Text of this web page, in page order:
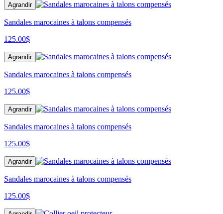
Agrandir
Sandales marocaines à talons compensés
125.00$
Agrandir
Sandales marocaines à talons compensés
125.00$
Agrandir
Sandales marocaines à talons compensés
125.00$
Agrandir
Sandales marocaines à talons compensés
125.00$